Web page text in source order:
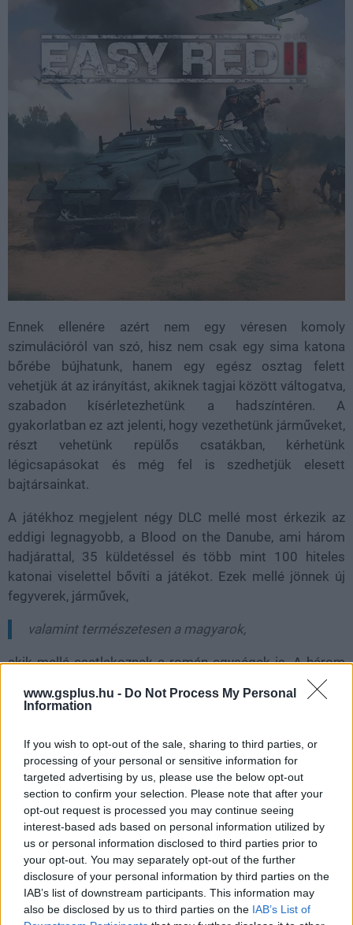
www.gsplus.hu - Do Not Process My Personal
Information
If you wish to opt-out of the sale, sharing to third parties, or
processing of your personal or sensitive information for
targeted advertising by us, please use the below opt-out
section to confirm your selection. Please note that after your
opt-out request is processed you may continue seeing
interest-based ads based on personal information utilized by
us or personal information disclosed to third parties prior to
your opt-out. You may separately opt-out of the further
disclosure of your personal information by third parties on the
IAB’s list of downstream participants. This information may
also be disclosed by us to third parties on the IAB’s List of
Ennek ellenére azért nem egy véresen komoly
szimulációról van szó, hisz nem csak egy sima katona
bőrébe bújhatunk, hanem egy egész osztag felett
vehetjük át az irányítást, akiknek tagjai között váltogatva,
szabadon kísérletezhetünk a hadszíntéren. A
gyakorlatban ez azt jelenti, hogy vezethetünk járműveket,
részt vehetünk repülős csatákban, kérhetünk
légicsapásokat és még fel is szedhetjük elesett
bajtársainkat.
A játékhoz megjelent négy DLC mellé most érkezik az
eddigi legnagyobb, a Blood on the Danube, ami három
hadjárattal, 35 küldetéssel és több mint 100 hiteles
katonai viselettel bővíti a játékot. Ezek mellé jönnek új
fegyverek, járművek,
valamint természetesen a magyarok,
akik mellé csatlakoznak a román egységek is. A három
hadjárat alapját Budapest ostroma, a Konrad
hadművelet, valamint a Tavaszi ébredés hadművelet